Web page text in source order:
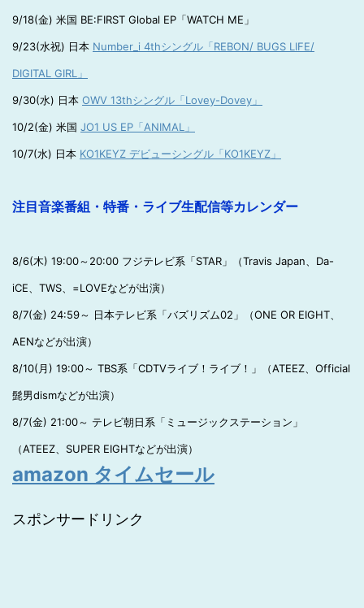
9/18(金) 米国 BE:FIRST Global EP「WATCH ME」
9/23(水祝) 日本 Number_i 4thシングル「REBON/ BUGS LIFE/
DIGITAL GIRL」
9/30(水) 日本 OWV 13thシングル「Lovey-Dovey」
10/2(金) 米国 JO1 US EP「ANIMAL」
10/7(水) 日本 KO1KEYZ デビューシングル「KO1KEYZ」
注目音楽番組・特番・ライブ生配信等カレンダー
8/6(木) 19:00～20:00 フジテレビ系「STAR」（Travis Japan、Da-
iCE、TWS、=LOVEなどが出演）
8/7(金) 24:59～ 日本テレビ系「バズリズム02」（ONE OR EIGHT、
AENなどが出演）
8/10(月) 19:00～ TBS系「CDTVライブ！ライブ！」（ATEEZ、Official
髭男dismなどが出演）
8/7(金) 21:00～ テレビ朝日系「ミュージックステーション」
（ATEEZ、SUPER EIGHTなどが出演）
amazon タイムセール
スポンサードリンク